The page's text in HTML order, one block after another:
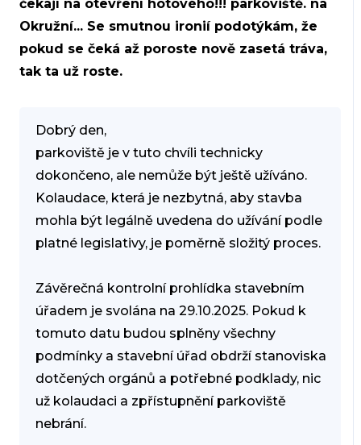
čekají na otevření hotového!!! parkoviště. na
Okružní... Se smutnou ironií podotýkám, že
pokud se čeká až poroste nově zasetá tráva,
tak ta už roste.
Dobrý den,
parkoviště je v tuto chvíli technicky
dokončeno, ale nemůže být ještě užíváno.
Kolaudace, která je nezbytná, aby stavba
mohla být legálně uvedena do užívání podle
platné legislativy, je poměrně složitý proces.
Závěrečná kontrolní prohlídka stavebním
úřadem je svolána na 29.10.2025. Pokud k
tomuto datu budou splněny všechny
podmínky a stavební úřad obdrží stanoviska
dotčených orgánů a potřebné podklady, nic
už kolaudaci a zpřístupnění parkoviště
nebrání.